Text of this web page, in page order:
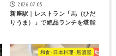
2026.07.05
新座駅｜レストラン「馬（ひだ
りうま）」で絶品ランチを堪能
和食･日本料理･居酒屋